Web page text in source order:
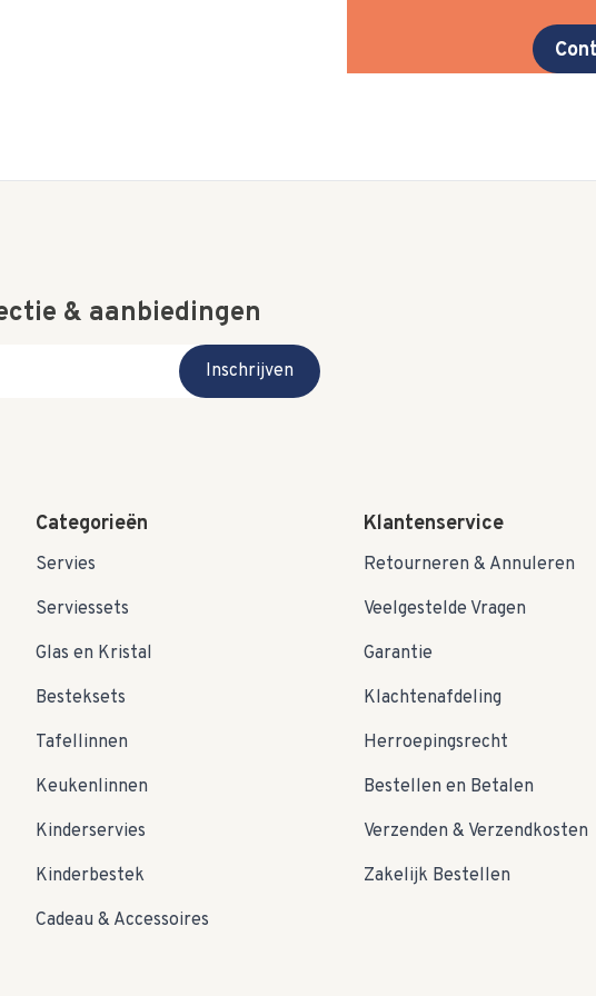
& aanbiedingen
Inschrijven
Categorieën
Servies
Serviessets
Glas en Kristal
Besteksets
Tafellinnen
Keukenlinnen
Kinderservies
Kinderbestek
Cadeau & Accessoires
Klantenservice
Retourneren & Annuleren
Veelgestelde Vragen
Garantie
Klachtenafdeling
Herroepingsrecht
Bestellen en Betalen
Verzenden & Verzendkosten
Zakelijk Bestellen